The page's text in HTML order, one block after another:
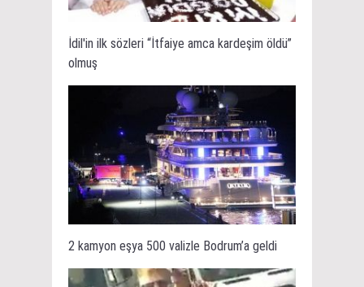
İdil'in ilk sözleri “İtfaiye amca kardeşim öldü”
olmuş
2 kamyon eşya 500 valizle Bodrum’a geldi